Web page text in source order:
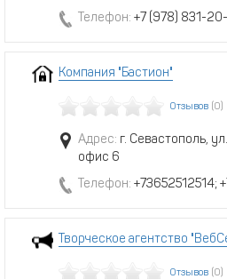
Телефон: +7 (978) 831-
Компания "Бастион"
Отзывов (0)
Адрес: г. Севастополь,
офис 6
Телефон: +73652512514;
Творческое агентство
Отзывов (0)